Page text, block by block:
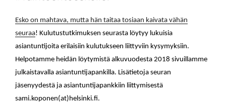
Esko on mahtava, mutta hän taitaa tosiaan kaivata vähän
seuraa! Kulutustutkimuksen seurasta löytyy lukuisia
asiantuntijoita erilaisiin kulutukseen liittyviin kysymyksiin.
Helpotamme heidän löytymistä alkuvuodesta 2018 sivuillamme
julkaistavalla asiantuntijapankilla. Lisätietoja seuran
jäsenyydestä ja asiantuntijapankkiin liittymisestä
sami.koponen(at)helsinki.fi.